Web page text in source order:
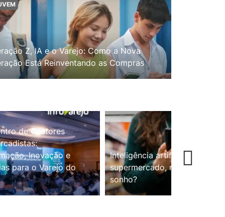
Z, IA e o Varejo: Como a Nova
Está Reinventando as Compras
de Gestores
Inovação e
para o Varejo do
Inteligência artificial no
supermercado, realidade ou
sonho?